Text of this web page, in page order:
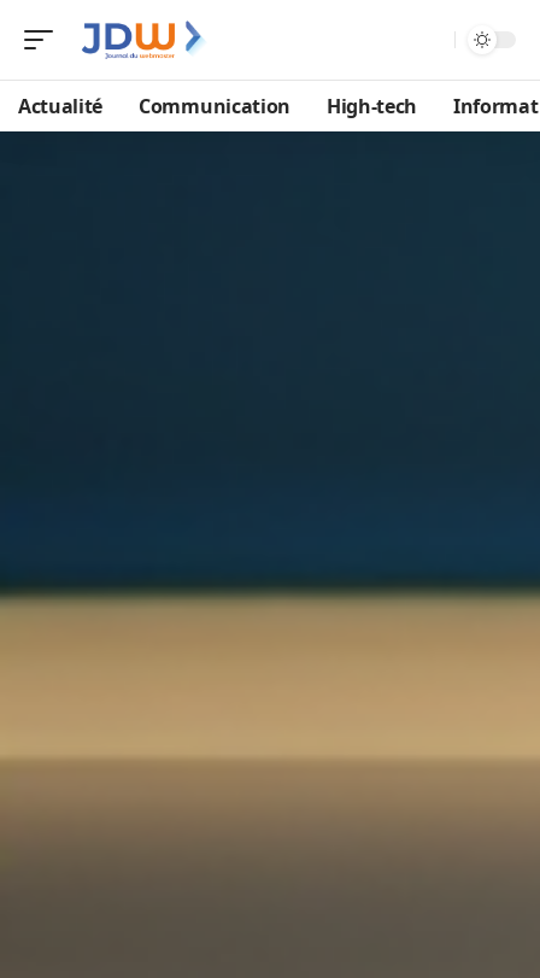
Actualité Communication High-tech